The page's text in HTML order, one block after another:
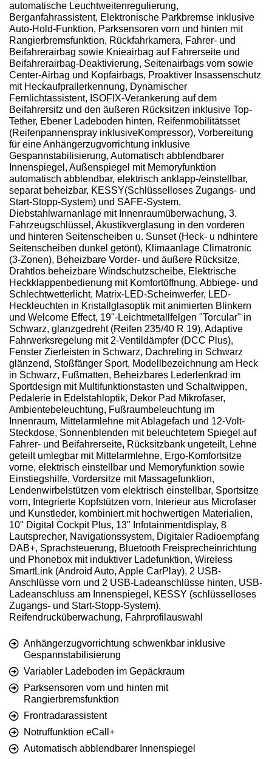
automatische Leuchtweitenregulierung,
Berganfahrassistent, Elektronische Parkbremse inklusive
Auto-Hold-Funktion, Parksensoren vorn und hinten mit
Rangierbremsfunktion, Rückfahrkamera, Fahrer- und
Beifahrerairbag sowie Knieairbag auf Fahrerseite und
Beifahrerairbag-Deaktivierung, Seitenairbags vorn sowie
Center-Airbag und Kopfairbags, Proaktiver Insassenschutz
mit Heckaufprallerkennung, Dynamischer
Fernlichtassistent, ISOFIX-Verankerung auf dem
Beifahrersitz und den äußeren Rücksitzen inklusive Top-
Tether, Ebener Ladeboden hinten, Reifenmobilitätsset
(Reifenpannenspray inklusiveKompressor), Vorbereitung
für eine Anhängerzugvorrichtung inklusive
Gespannstabilisierung, Automatisch abblendbarer
Innenspiegel, Außenspiegel mit Memoryfunktion
automatisch abblendbar, elektrisch anklapp-/einstellbar,
separat beheizbar, KESSY(Schlüsselloses Zugangs- und
Start-Stopp-System) und SAFE-System,
Diebstahlwarnanlage mit Innenraumüberwachung, 3.
Fahrzeugschlüssel, Akustikverglasung in den vorderen
und hinteren Seitenscheiben u. Sunset (Heck- u ndhintere
Seitenscheiben dunkel getönt), Klimaanlage Climatronic
(3-Zonen), Beheizbare Vorder- und äußere Rücksitze,
Drahtlos beheizbare Windschutzscheibe, Elektrische
Heckklappenbedienung mit Komfortöffnung, Abbiege- und
Schlechtwetterlicht, Matrix-LED-Scheinwerfer, LED-
Heckleuchten in Kristallglasoptik mit animierten Blinkern
und Welcome Effect, 19"-Leichtmetallfelgen "Torcular" in
Schwarz, glanzgedreht (Reifen 235/40 R 19), Adaptive
Fahrwerksregelung mit 2-Ventildämpfer (DCC Plus),
Fenster Zierleisten in Schwarz, Dachreling in Schwarz
glänzend, Stoßfänger Sport, Modellbezeichnung am Heck
in Schwarz, Fußmatten, Beheizbares Lederlenkrad im
Sportdesign mit Multifunktionstasten und Schaltwippen,
Pedalerie in Edelstahloptik, Dekor Pad Mikrofaser,
Ambientebeleuchtung, Fußraumbeleuchtung im
Innenraum, Mittelarmlehne mit Ablagefach und 12-Volt-
Steckdose, Sonnenblenden mit beleuchtetem Spiegel auf
Fahrer- und Beifahrerseite, Rücksitzbank ungeteilt, Lehne
geteilt umlegbar mit Mittelarmlehne, Ergo-Komfortsitze
vorne, elektrisch einstellbar und Memoryfunktion sowie
Einstiegshilfe, Vordersitze mit Massagefunktion,
Lendenwirbelstützen vorn elektrisch einstellbar, Sportsitze
vorn, Integrierte Kopfstützen vorn, Interieur aus Microfaser
und Kunstleder, kombiniert mit hochwertigen Materialien,
10" Digital Cockpit Plus, 13" Infotainmentdisplay, 8
Lautsprecher, Navigationssystem, Digitaler Radioempfang
DAB+, Sprachsteuerung, Bluetooth Freisprecheinrichtung
und Phonebox mit induktiver Ladefunktion, Wireless
SmartLink (Android Auto, Apple CarPlay), 2 USB-
Anschlüsse vorn und 2 USB-Ladeanschlüsse hinten, USB-
Ladeanschluss am Innenspiegel, KESSY (schlüsselloses
Zugangs- und Start-Stopp-System),
Reifendrucküberwachung, Fahrprofilauswahl
Anhängerzugvorrichtung schwenkbar inklusive
Gespannstabilisierung
Variabler Ladeboden im Gepäckraum
Parksensoren vorn und hinten mit
Rangierbremsfunktion
Frontradarassistent
Notruffunktion eCall+
Automatisch abblendbarer Innenspiegel